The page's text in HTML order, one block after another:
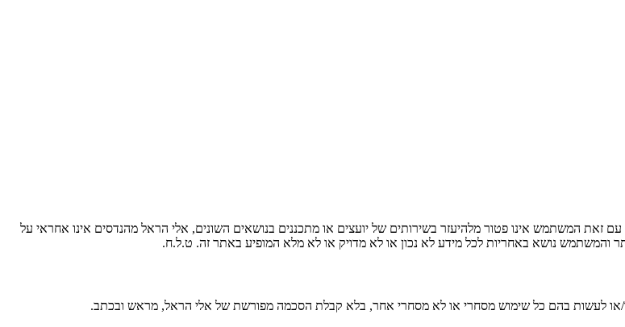
עם זאת המשתמש אינו פטור מלהיעזר בשירותים של יועצים או מתכננים בנושאים השונים, אלי הראל מהנדסים אינו אחראי על
והמשתמש נושא באחריות לכל מידע לא נכון או לא מדויק או לא מלא המופיע באתר זה. ט.ל.ח.
או לעשות בהם כל שימוש מסחרי או לא מסחרי אחר, בלא קבלת הסכמה מפורשת של אלי הראל, מראש ובכתב.